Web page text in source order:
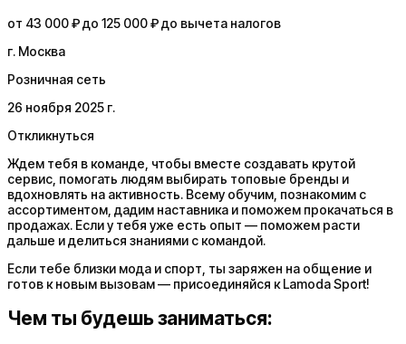
от 43 000 ₽ до 125 000 ₽ до вычета налогов
г. Москва
Розничная сеть
26 ноября 2025 г.
Откликнуться
Ждем тебя в команде, чтобы вместе создавать крутой
сервис, помогать людям выбирать топовые бренды и
вдохновлять на активность. Всему обучим, познакомим с
ассортиментом, дадим наставника и поможем прокачаться в
продажах. Если у тебя уже есть опыт — поможем расти
дальше и делиться знаниями с командой.
Если тебе близки мода и спорт, ты заряжен на общение и
готов к новым вызовам — присоединяйся к Lamoda Sport!
Чем ты будешь заниматься: